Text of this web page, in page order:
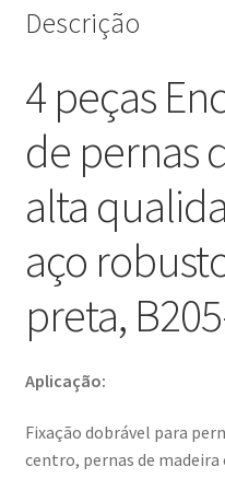
dobrável
mesas
baixas,
mesas
de
centro,
pernas
madeira
mesas
mais,
(Japão)
Descrição
4 peças
de pernas
alta
aço
preta,
Aplicação:
Fixação dobrável para
centro, pernas de madeira